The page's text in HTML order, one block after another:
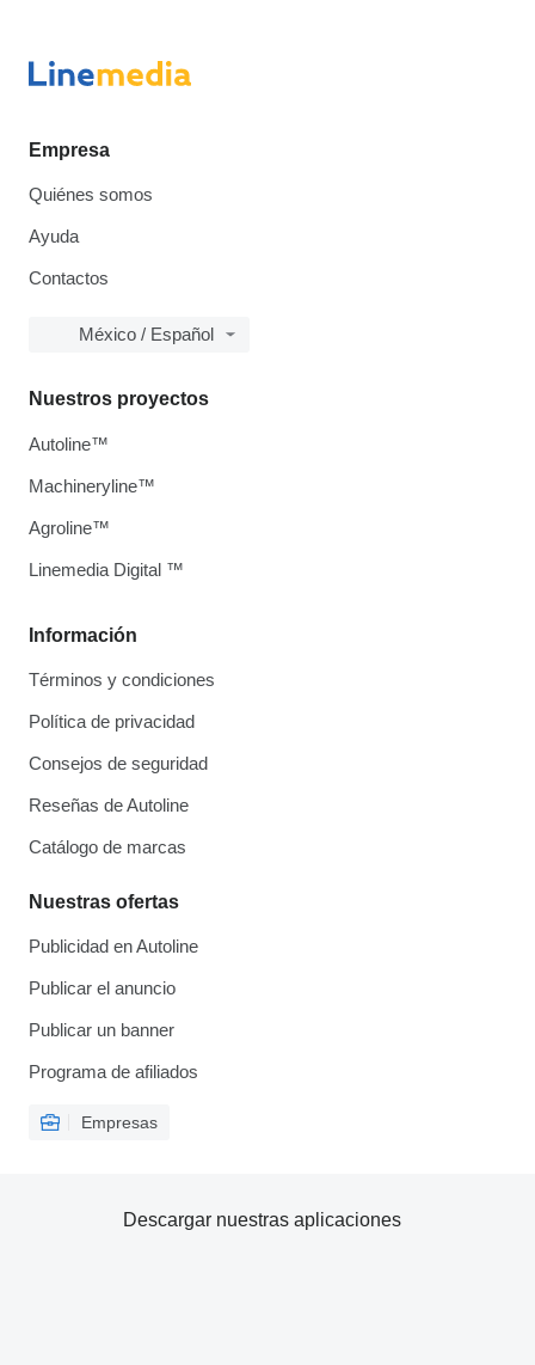
Empresa
Quiénes somos
Ayuda
Contactos
México / Español
Información
Términos y condiciones
Política de privacidad
Consejos de seguridad
Reseñas de Autoline
Catálogo de marcas
Nuestras ofertas
Publicidad en Autoline
Publicar el anuncio
Publicar un banner
Programa de afiliados
Empresas
Nuestros proyectos
Autoline™
Machineryline™
Agroline™
Linemedia Digital ™
Descargar nuestras aplicaciones